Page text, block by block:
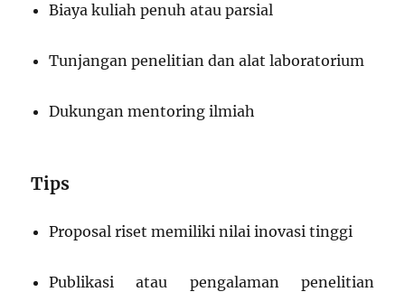
Biaya kuliah penuh atau parsial
Tunjangan penelitian dan alat laboratorium
Dukungan mentoring ilmiah
Tips
Proposal riset memiliki nilai inovasi tinggi
Publikasi atau pengalaman penelitian